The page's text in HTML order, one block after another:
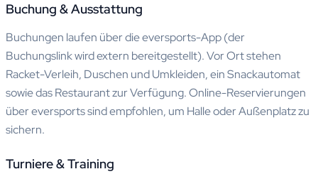
Buchung & Ausstattung
Buchungen laufen über die eversports-App (der
Buchungslink wird extern bereitgestellt). Vor Ort stehen
Racket-Verleih, Duschen und Umkleiden, ein Snackautomat
sowie das Restaurant zur Verfügung. Online-Reservierungen
über eversports sind empfohlen, um Halle oder Außenplatz zu
sichern.
Turniere & Training